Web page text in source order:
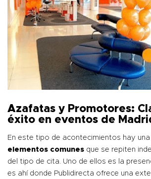
Azafatas y Promotores:
éxito en eventos de
En este tipo de acontecimientos hay una
elementos comunes que se repiten
del tipo de cita. Uno de ellos es la
es ahí donde Publidirecta ofrece una